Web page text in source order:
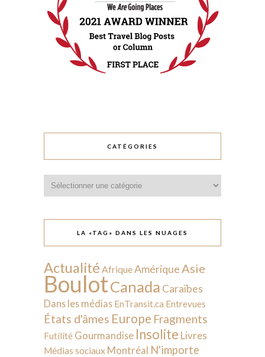
CATÉGORIES
LA «TAG» DANS LES NUAGES
Actualité AfriqueAmérique Asie
BoulotCanada Caraïbes
Dans les médias EnTransit.ca Entrevues
États d'âmes Europe Fragments
Futilité Gourmandise Insolite Livres
Médias sociaux Montréal N'importe